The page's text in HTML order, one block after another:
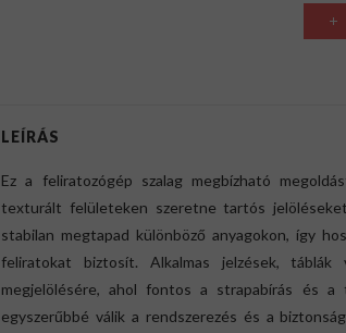
LEÍRÁS
Ez a feliratozógép szalag megbízható
texturált felületeken szeretne tartós
stabilan megtapad különböző anyagokon, így
feliratokat biztosít. Alkalmas jelzések, táblák
megjelölésére, ahol fontos a strapabírás és a
egyszerűbbé válik a rendszerezés és a